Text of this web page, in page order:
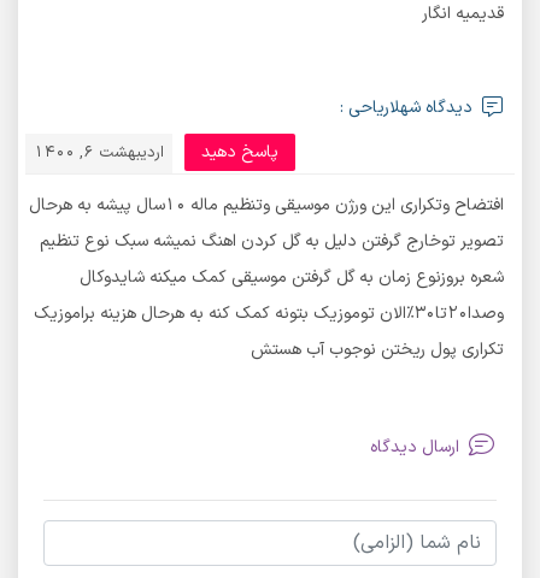
قدیمیه انگار
دیدگاه شهلاریاحی :
اردیبهشت 6, 1400 پاسخ دهید
افتضاح وتکراری این ورژن موسیقی وتنظیم ماله ۱۰سال پیشه به هرحال
تصویر توخارج ‌گرفتن دلیل به گل کردن اهنگ نمیشه سبک نوع تنظیم
شعره بروزنوع زمان به گل گرفتن موسیقی کمک میکنه شایدوکال
وصدا۲۰تا۳۰٪الان توموزیک بتونه کمک کنه به هرحال هزینه براموزیک
تکراری پول ریختن نوجوب آب هستش
ارسال دیدگاه